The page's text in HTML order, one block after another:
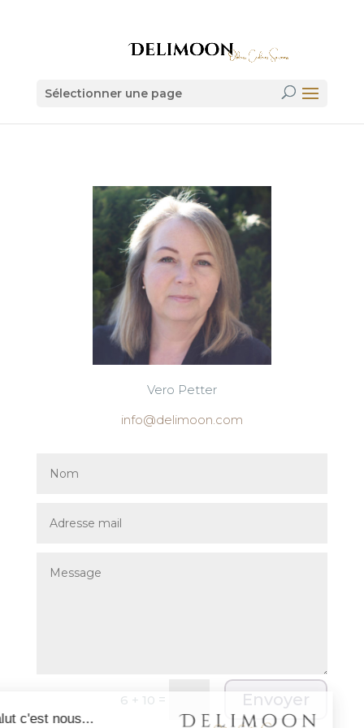
Sélectionner une page
Vero Petter
info@delimoon.com
6 + 10 = Envoyer